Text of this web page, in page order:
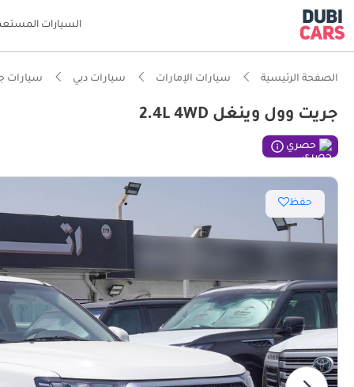
السيارات
الصفحة الرئيسية سيارات الإمارات سيارات دبي سيارات
جريت وول وينغل 2.4L 4WD
حصري
حفظ